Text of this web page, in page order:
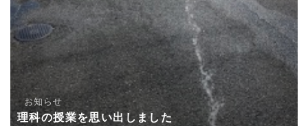
お知らせ
理科の授業を思い出しました